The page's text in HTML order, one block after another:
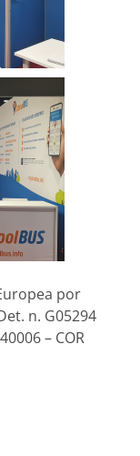
por
n. G05294
– COR